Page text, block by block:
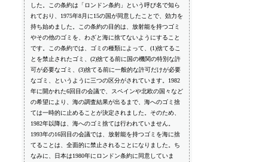
した。この条約は「ロンドン条約」という呼び名で知ら
れており、1975年8月に15の国が同意したことで、効力を
持ち始めました。この条約の目的は、放射能を持つゴミ
やその他のゴミを、わざと海に捨てないようにすること
です。この条約では、ゴミの種類によって、(1)捨てるこ
とを禁止されたゴミ、(2)捨てる前に国の機関の特別な許
可が必要なゴミ、(3)捨てる前に一般的な許可だけが必要
なゴミ、というように三つの区分がされています。1982
年に開かれた6回目の会議で、スペインや北欧の国々など
の希望により、海の調査結果が出るまで、海へのゴミ捨
ては一時的に止めることが決定されました。そのため、
1982年以降は、海へのゴミ捨ては行われていません。
1993年の16回目の会議では、放射能を持つゴミを海に捨
てることは、全面的に禁止されることになりました。ち
なみに、日本は1980年にロンドン条約に同意していま